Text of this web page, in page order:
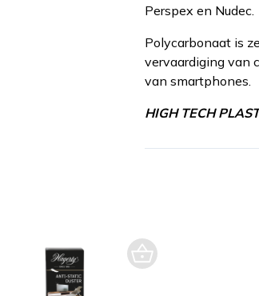
Perspex en Nudec.
Polycarbonaat is
vervaardiging van
van smartphones.
HIGH TECH